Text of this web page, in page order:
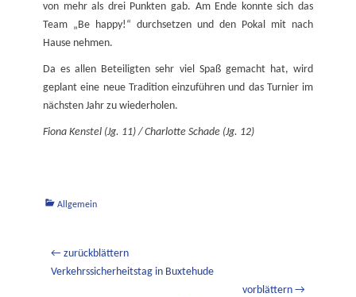
von mehr als drei Punkten gab. Am Ende konnte sich das
Team „Be happy!“ durchsetzen und den Pokal mit nach
Hause nehmen.
Da es allen Beteiligten sehr viel Spaß gemacht hat, wird
geplant eine neue Tradition einzuführen und das Turnier im
nächsten Jahr zu wiederholen.
Fiona Kenstel (Jg. 11) / Charlotte Schade (Jg. 12)
Kategorien
Allgemein
Beitragsnavigation
← zurückblättern
Vorheriger
Verkehrssicherheitstag in Buxtehude
vorblättern →